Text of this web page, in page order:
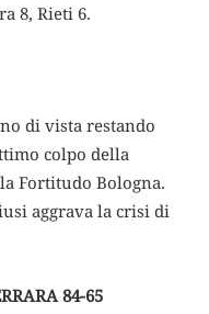
8, Rieti 6.
di vista restando
colpo della
Fortitudo Bologna.
aggrava la crisi di
84-65